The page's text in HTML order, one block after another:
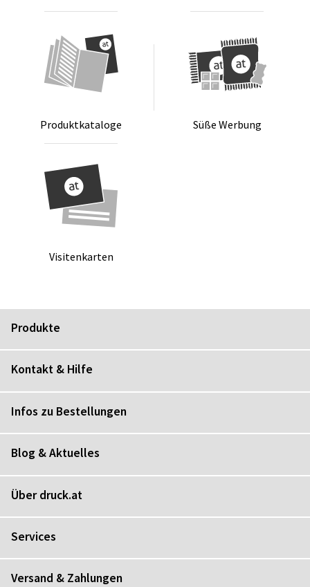
Pro­dukt­ka­ta­lo­ge Sü­ße Wer­bung
Vi­si­ten­kar­ten
Produkte
Kontakt & Hilfe
Infos zu Bestellungen
Blog & Aktuelles
Über druck.at
Services
Versand & Zahlungen